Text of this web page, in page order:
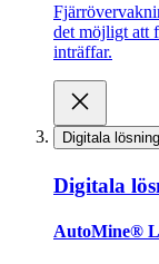
det möjligt att
inträffar.
Digitala
Digitala
AutoMine®